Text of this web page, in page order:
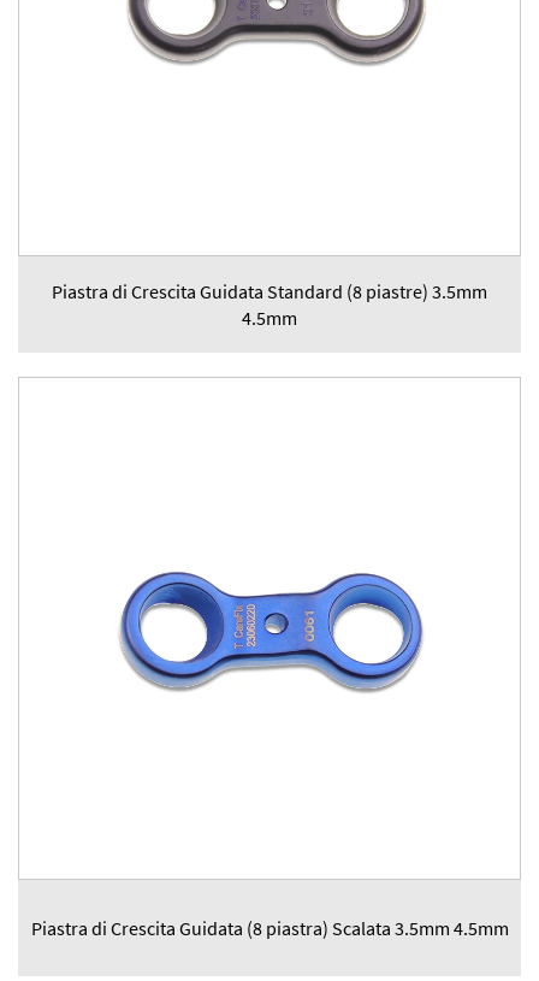
Piastra di Crescita Guidata Standard (8 piastre) 3.5mm
4.5mm
Piastra di Crescita Guidata (8 piastra) Scalata 3.5mm 4.5mm